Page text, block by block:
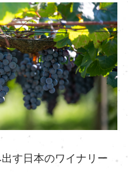
す日本のワイナリー